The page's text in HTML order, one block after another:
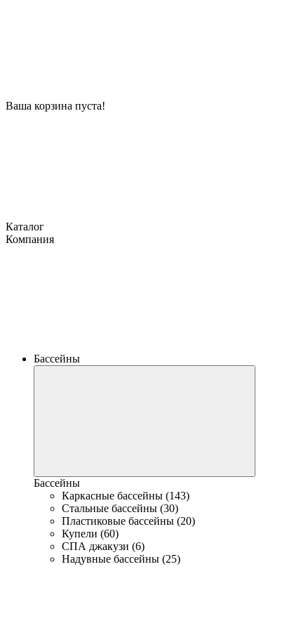
Ваша корзина пуста!
Каталог
Компания
Бассейны
Бассейны
Каркасные бассейны (143)
Стальные бассейны (30)
Пластиковые бассейны (20)
Купели (60)
СПА джакузи (6)
Надувные бассейны (25)